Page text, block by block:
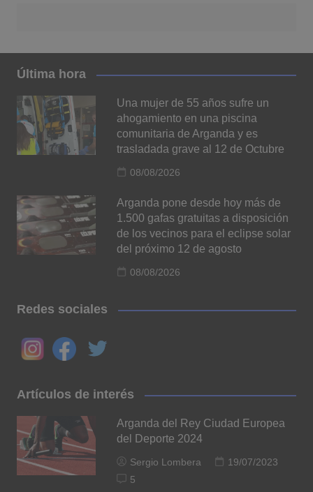
Última hora
Una mujer de 55 años sufre un
ahogamiento en una piscina
comunitaria de Arganda y es
trasladada grave al 12 de Octubre
08/08/2026
Arganda pone desde hoy más de
1.500 gafas gratuitas a disposición
de los vecinos para el eclipse solar
del próximo 12 de agosto
08/08/2026
Redes sociales
Artículos de interés
Arganda del Rey Ciudad Europea
del Deporte 2024
Sergio Lombera
19/07/2023
5